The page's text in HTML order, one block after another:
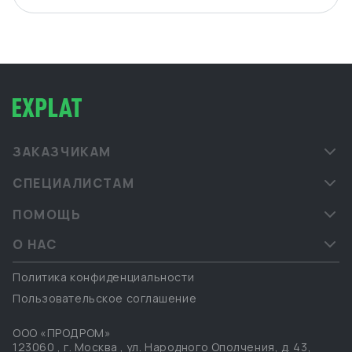
ЗАКАЗЧИКАМ
СПЕЦИАЛИСТАМ
ПОМОЩЬ
О НАС
Политика конфиденциальности
Пользовательское соглашение
ООО «ПРОДРОМ»
123060 , г. Москва , ул. Народного Ополчения, д. 43,